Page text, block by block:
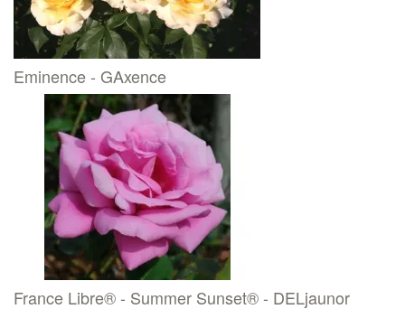
Eminence - GAxence
France Libre® - Summer Sunset® - DELjaunor